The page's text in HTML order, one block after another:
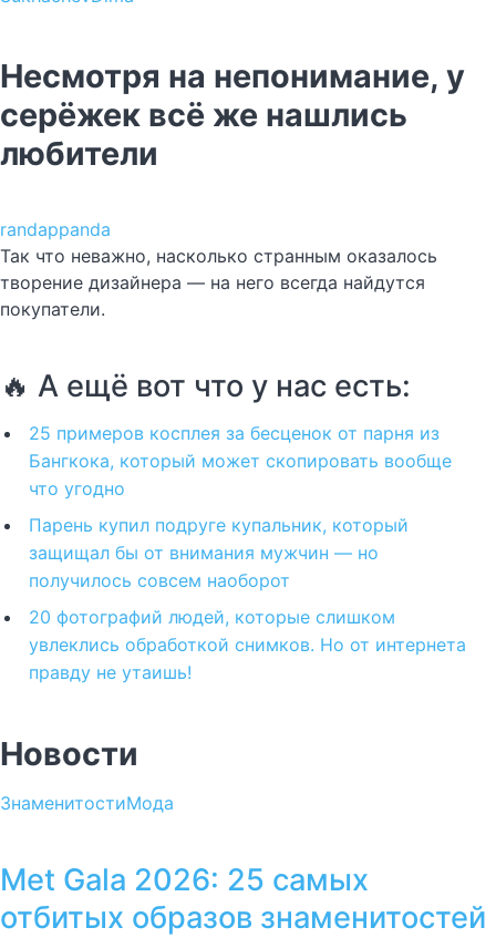
Несмотря на непонимание, у
серёжек всё же нашлись
любители
randappanda
Так что неважно, насколько странным оказалось
творение дизайнера — на него всегда найдутся
покупатели.
🔥 А ещё вот что у нас есть:
25 примеров косплея за бесценок от парня из
Бангкока, который может скопировать вообще
что угодно
Парень купил подруге купальник, который
защищал бы от внимания мужчин — но
получилось совсем наоборот
20 фотографий людей, которые слишком
увлеклись обработкой снимков. Но от интернета
правду не утаишь!
Новости
ЗнаменитостиМода
Met Gala 2026: 25 самых
отбитых образов знаменитостей